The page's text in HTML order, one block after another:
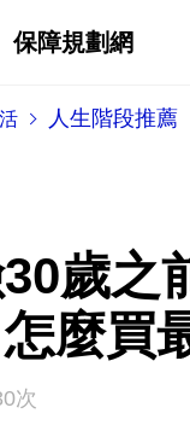
保障規劃網
賠
活
人生階段推薦
歲之
麼買
次